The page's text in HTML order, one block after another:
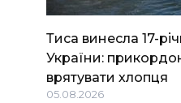
Тиса винесла 17-
України:
врятувати хлопця
05.08.2026